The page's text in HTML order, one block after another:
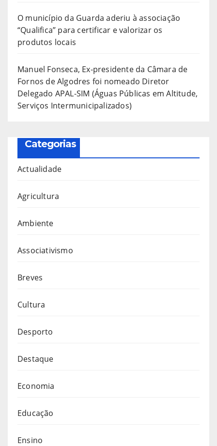
O município da Guarda aderiu à associação
“Qualifica” para certificar e valorizar os
produtos locais
Manuel Fonseca, Ex-presidente da Câmara de
Fornos de Algodres foi nomeado Diretor
Delegado APAL-SIM (Águas Públicas em Altitude,
Serviços Intermunicipalizados)
Categorias
Actualidade
Agricultura
Ambiente
Associativismo
Breves
Cultura
Desporto
Destaque
Economia
Educação
Ensino